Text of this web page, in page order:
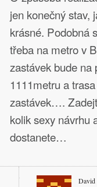
jen konečný stav,
krásné. Podobná
třeba na metro v
zastávek bude na
1111metru a
zastávek….
kolik sexy návrhu
dostanete…
David